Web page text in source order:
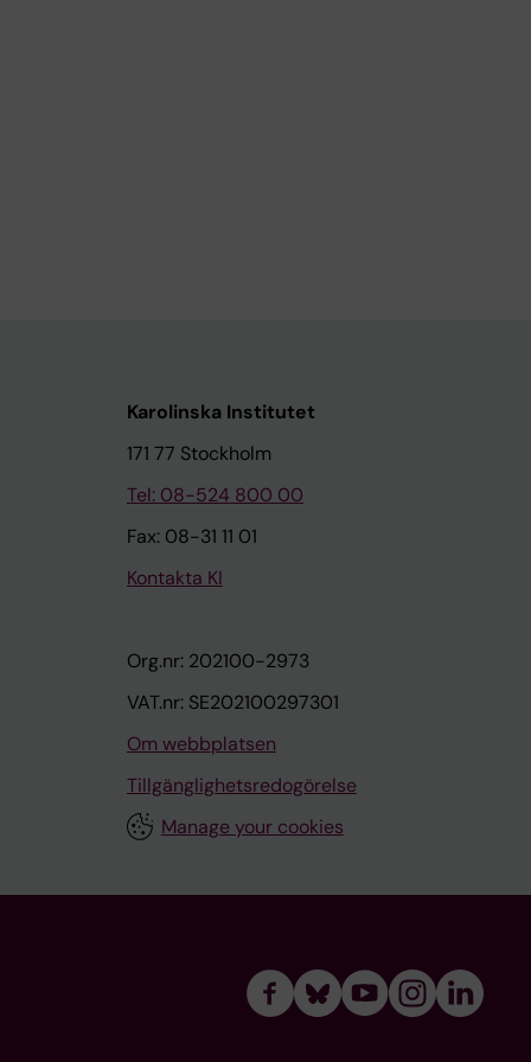
Karolinska Institutet
171 77 Stockholm
Tel: 08-524 800 00
Fax: 08-31 11 01
Kontakta KI
Org.nr: 202100-2973
VAT.nr: SE202100297301
Om webbplatsen
Tillgänglighetsredogörelse
Manage your cookies